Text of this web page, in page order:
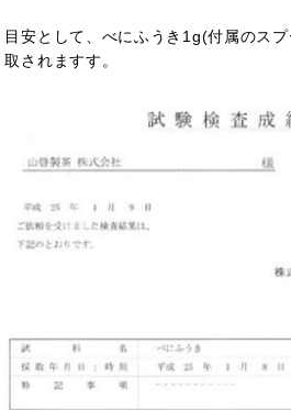
目安として、べにふうき1g(付属のス
取されますす。